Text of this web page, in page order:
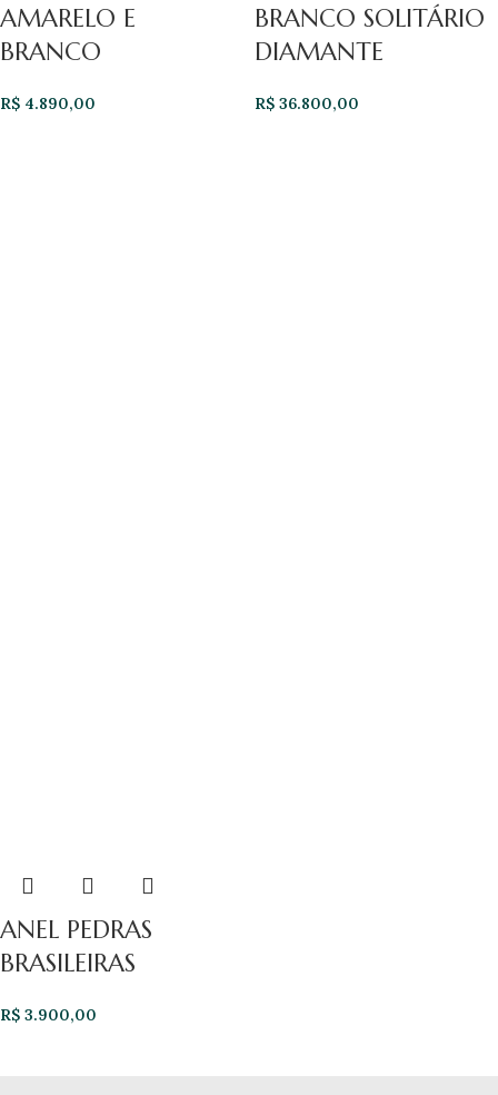
AMARELO E
BRANCO
R$ 4.890,00
BRANCO SOLITÁRIO
DIAMANTE
R$ 36.800,00
ANEL PEDRAS
BRASILEIRAS
R$ 3.900,00